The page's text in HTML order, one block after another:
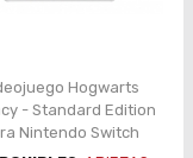
Hogwarts
- Standard Edition
Nintendo Switch